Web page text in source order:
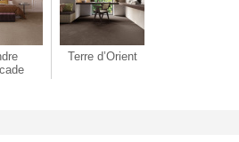
Terre d’Orient